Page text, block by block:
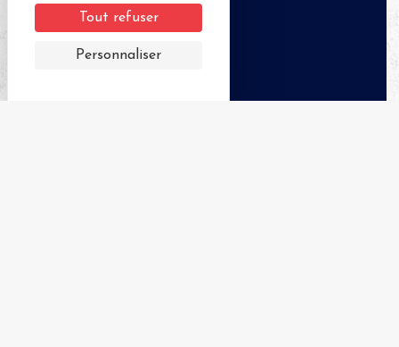
Tout refuser
Personnaliser